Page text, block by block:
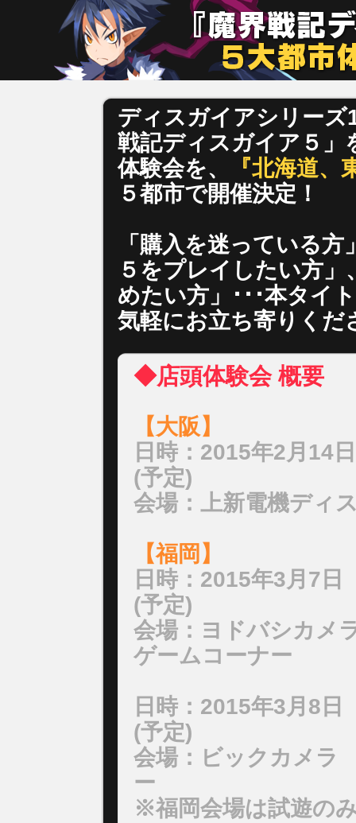
ディスガイアシリーズ
戦記ディスガイア５」
体験会を、
『北海道
５都市で開催決定！
「購入を迷っている
５をプレイしたい方
めたい方」･･･本タイ
気軽にお立ち寄りくだ
◆店頭体験会 概要
【大阪】
日時：2015年2月14
(予定)
会場：上新電機ディ
【福岡】
日時：2015年3月7
(予定)
会場：ヨドバシカ
ゲームコーナー
日時：2015年3月8
(予定)
会場：ビックカメ
ー
※福岡会場は試遊の